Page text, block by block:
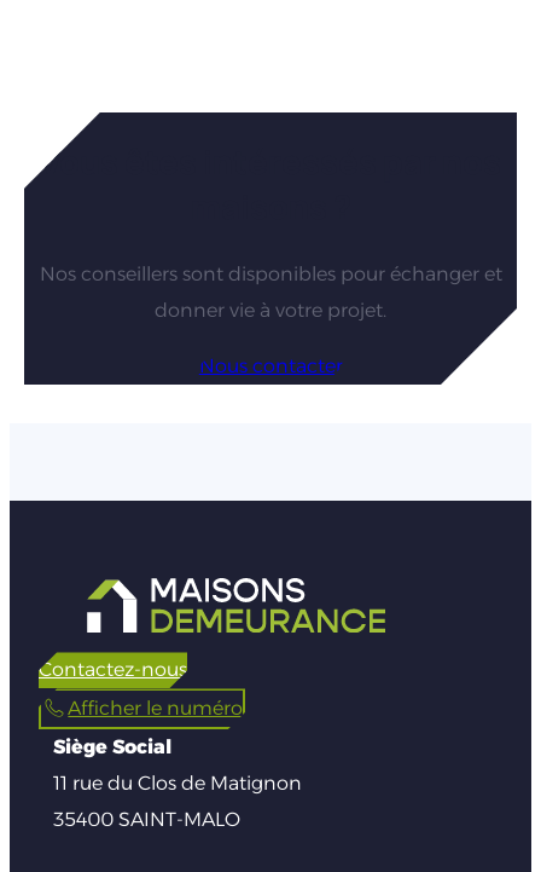
Vous êtes intéressés par nos
Nos conseillers sont disponibles pour échanger et
donner vie à votre projet.
Nous contacter
Contactez-nous
Afficher le numéro
Siège Social
11 rue du Clos de Matignon
35400 SAINT-MALO